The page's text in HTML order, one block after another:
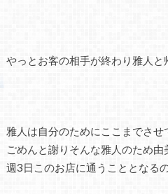
やっとお客の相手が終わり雅人と
雅人は自分のためにここまでさせ
ごめんと謝りそんな雅人のため由
週3日このお店に通うこととなる